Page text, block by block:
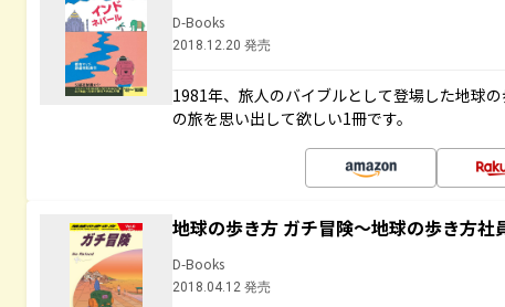
D-Books
2018.12.20 発売
1981年、旅人のバイブルとして登場した地球
の旅を思い出して欲しい1冊です。
地球の歩き方 ガチ冒険～地球の歩き方社
D-Books
2018.04.12 発売